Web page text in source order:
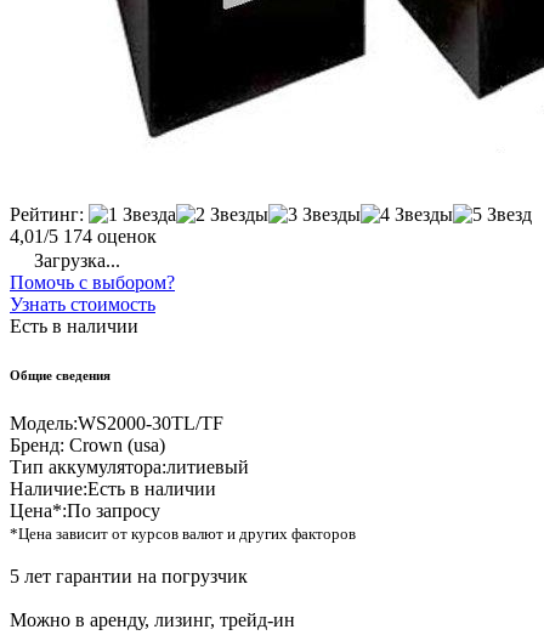
Рейтинг:
4,01/5 174 оценок
Загрузка...
Помочь с выбором?
Узнать стоимость
Есть в наличии
Общие сведения
Модель:WS2000-30TL/TF
Бренд: Crown (usa)
Тип аккумулятора:литиевый
Наличие:Есть в наличии
Цена*:По запросу
*Цена зависит от курсов валют и других факторов
5 лет гарантии на погрузчик
Можно в аренду, лизинг, трейд-ин